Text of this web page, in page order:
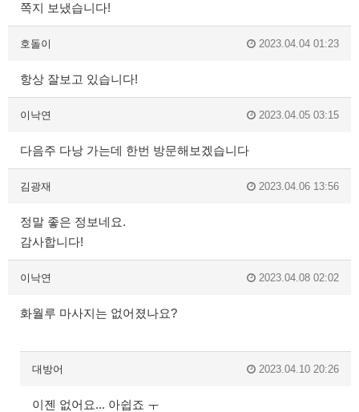
쪽지 보냈습니다!
호돌이 2023.04.04 01:23
항상 잘보고 있습니다!
이낙연 2023.04.05 03:15
다음주 다낭 가는데 한번 방문해보겠습니다
김광재 2023.04.06 13:56
정말 좋은 정보네요.
감사합니다!
이낙연 2023.04.08 02:02
화월루 마사지는 없어졌나요?
대방어 2023.04.10 20:26
이젠 없어요... 아쉽죠 ㅜ